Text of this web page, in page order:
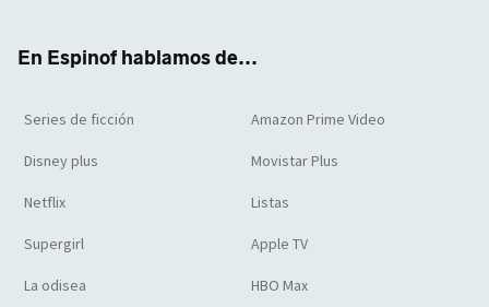
En Espinof hablamos de...
Series de ficción Amazon Prime Video
Disney plus Movistar Plus
Netflix Listas
Supergirl Apple TV
La odisea HBO Max